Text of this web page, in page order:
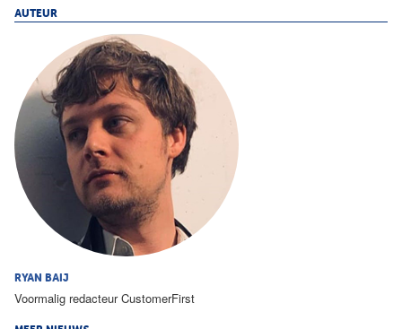
AUTEUR
RYAN BAIJ
Voormalig redacteur CustomerFirst